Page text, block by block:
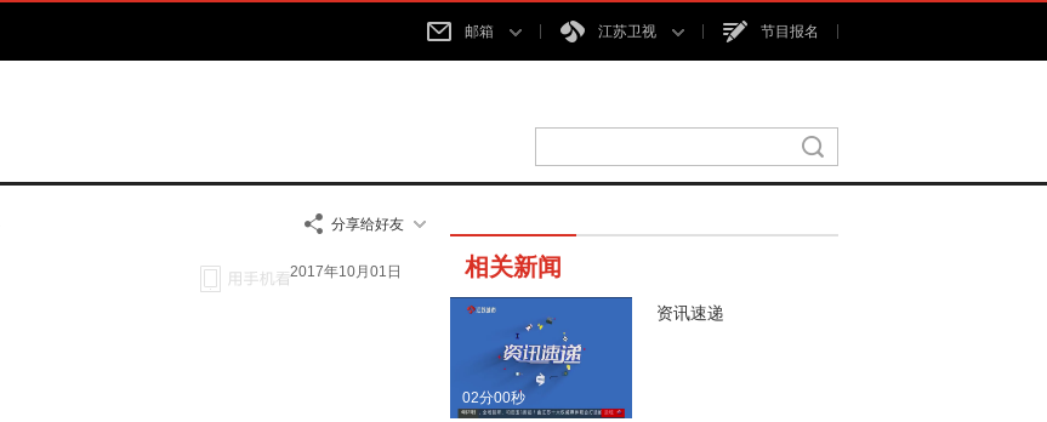
邮箱 江苏卫视 节目报名
分享给好友
2017年10月01日 相关新闻
02分00秒
资讯速递